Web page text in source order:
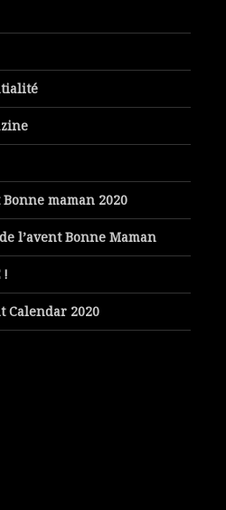
maman 2020
l’avent Bonne Maman
!
Calendar 2020